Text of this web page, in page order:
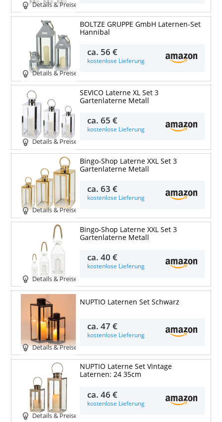
Details & Preise
Details & Preise
BOLTZE GRUPPE GmbH Laternen-Set
Hannibal
ca. 56 €
kostenlose Lieferung
Details & Preise
SEVICO Laterne XL Set 3
Gartenlaterne Metall
ca.65 €
kostenlose Lieferung
Details & Preise
Bingo-Shop Laterne XXL Set 3
Gartenlaterne Metall
ca.63 €
kostenlose Lieferung
Details & Preise
Bingo-Shop Laterne XXL Set 3
Gartenlaterne Metall
ca.40 €
kostenlose Lieferung
Details & Preise
NUPTIO Laternen Set Schwarz
ca.47 €
kostenlose Lieferung
Details & Preise
NUPTIO Laterne Set Vintage
Laternen: 24 35cm
ca.46 €
kostenlose Lieferung